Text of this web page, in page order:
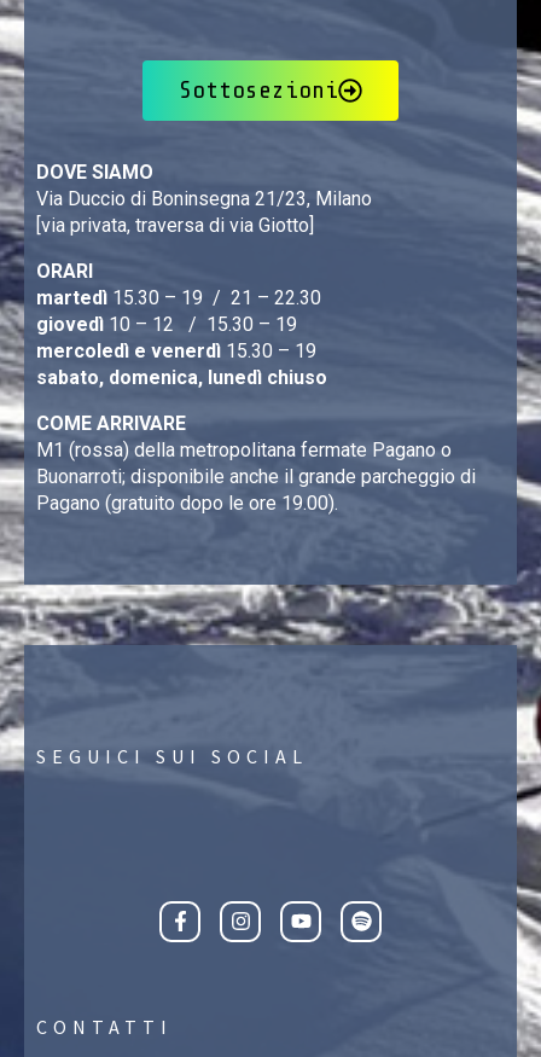
Sottosezioni
DOVE SIAMO
Via Duccio di Boninsegna 21/23, Milano
[via privata, traversa di via Giotto]
ORARI
martedì 15.30 – 19 / 21 – 22.30
giovedì 10 – 12 / 15.30 – 19
mercoledì e venerdì 15.30 – 19
sabato, domenica, lunedì chiuso
COME ARRIVARE
M1 (rossa) della metropolitana fermate Pagano o
Buonarroti; disponibile anche il grande parcheggio di
Pagano (gratuito dopo le ore 19.00).
SEGUICI SUI SOCIAL
CONTATTI